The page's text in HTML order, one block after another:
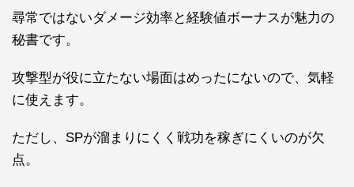
尋常ではないダメージ効率と経験値ボーナスが魅力の
秘書です。
攻撃型が役に立たない場面はめったにないので、気軽
に使えます。
ただし、SPが溜まりにくく戦功を稼ぎにくいのが欠
点。